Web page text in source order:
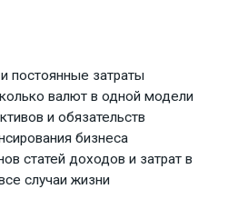
постоянные затраты
валют в одной модели
и обязательств
бизнеса
статей доходов и затрат в
случаи жизни